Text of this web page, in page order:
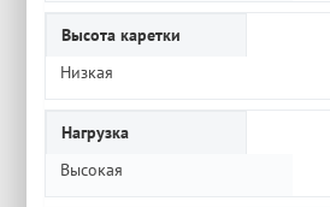
Высота каретки
Низкая
Нагрузка
Высокая